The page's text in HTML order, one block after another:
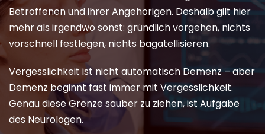
Betroffenen und ihrer Angehörigen. Deshalb gilt hier
mehr als irgendwo sonst: gründlich vorgehen, nichts
vorschnell festlegen, nichts bagatellisieren.
Vergesslichkeit ist nicht automatisch Demenz – aber
Demenz beginnt fast immer mit Vergesslichkeit.
Genau diese Grenze sauber zu ziehen, ist Aufgabe
des Neurologen.